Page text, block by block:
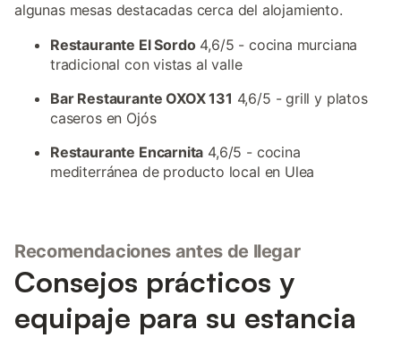
algunas mesas destacadas cerca del alojamiento.
Restaurante El Sordo4,6/5 - cocina murciana
tradicional con vistas al valle
Bar Restaurante OXOX 131 4,6/5 - grill y platos
caseros en Ojós
Restaurante Encarnita 4,6/5 - cocina
mediterránea de producto local en Ulea
Recomendaciones antes de llegar
Consejos prácticos y
equipaje para su estancia